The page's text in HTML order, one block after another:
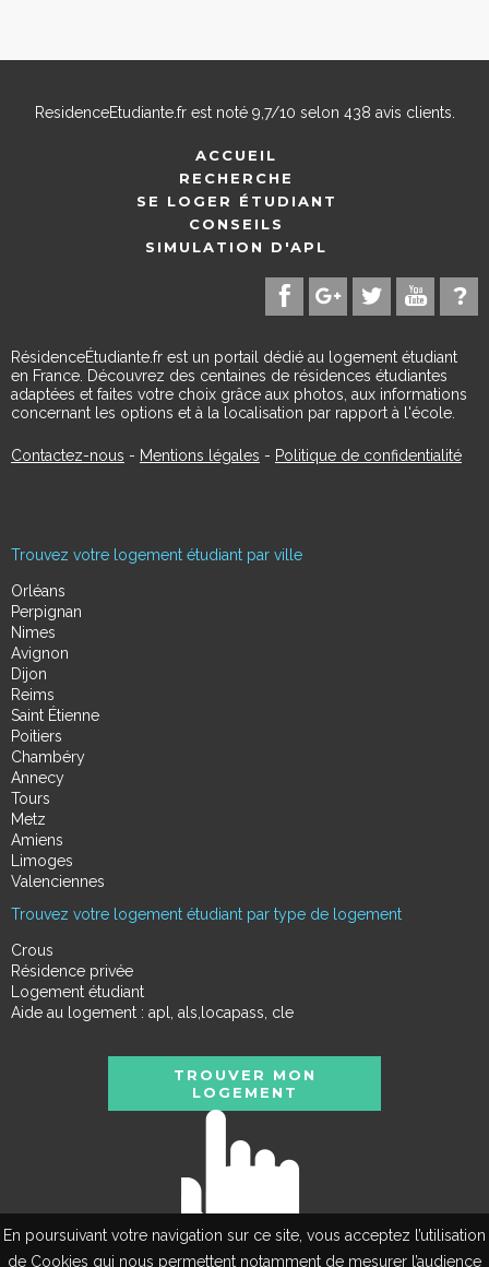
En poursuivant votre navigation sur ce site, vous acceptez l’utilisation
de Cookies qui nous permettent notamment de mesurer l’audience
ResidenceEtudiante.frest noté 9,7/10 selon 438 avis clients.
ACCUEIL
RECHERCHE
SE LOGER ÉTUDIANT
CONSEILS
SIMULATION D'APL
RésidenceÉtudiante.fr est un portail dédié au logement étudiant
en France. Découvrez des centaines de résidences étudiantes
adaptées et faites votre choix grâce aux photos, aux informations
concernant les options et à la localisation par rapport à l'école.
Contactez-nous - Mentions légales - Politique de confidentialité
Trouvez votre logement étudiant par ville
Orléans
Perpignan
Nimes
Avignon
Dijon
Reims
Saint Étienne
Poitiers
Chambéry
Annecy
Tours
Metz
Amiens
Limoges
Valenciennes
Trouvez votre logement étudiant par type de logement
Crous
Résidence privée
Logement étudiant
Aide au logement : apl, als,locapass, cle
TROUVER MON
LOGEMENT